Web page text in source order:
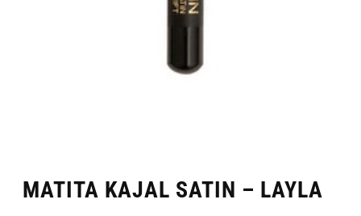
MATITA KAJAL SATIN – LAYLA